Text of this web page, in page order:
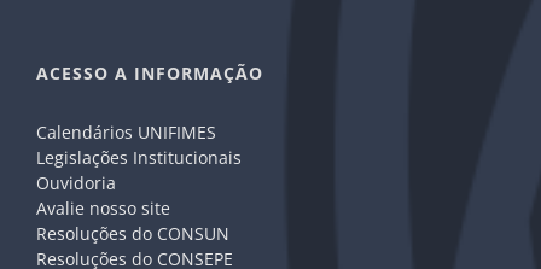
ACESSO A INFORMAÇÃO
Calendários UNIFIMES
Legislações Institucionais
Ouvidoria
Avalie nosso site
Resoluções do CONSUN
Resoluções do CONSEPE